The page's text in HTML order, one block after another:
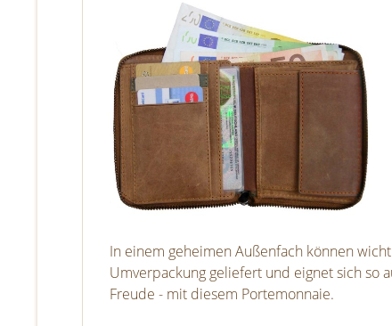
In einem geheimen Außenfach können
Umverpackung geliefert und eignet sich so
Freude - mit diesem Portemonnaie.